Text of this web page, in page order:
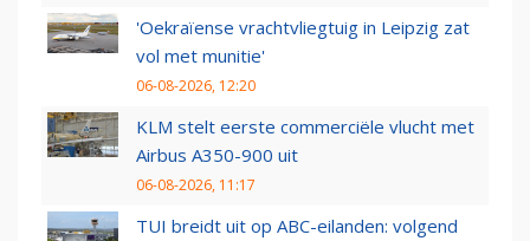
'Oekraïense vrachtvliegtuig in Leipzig zat
vol met munitie'
06-08-2026, 12:20
KLM stelt eerste commerciële vlucht met
Airbus A350-900 uit
06-08-2026, 11:17
TUI breidt uit op ABC-eilanden: volgend